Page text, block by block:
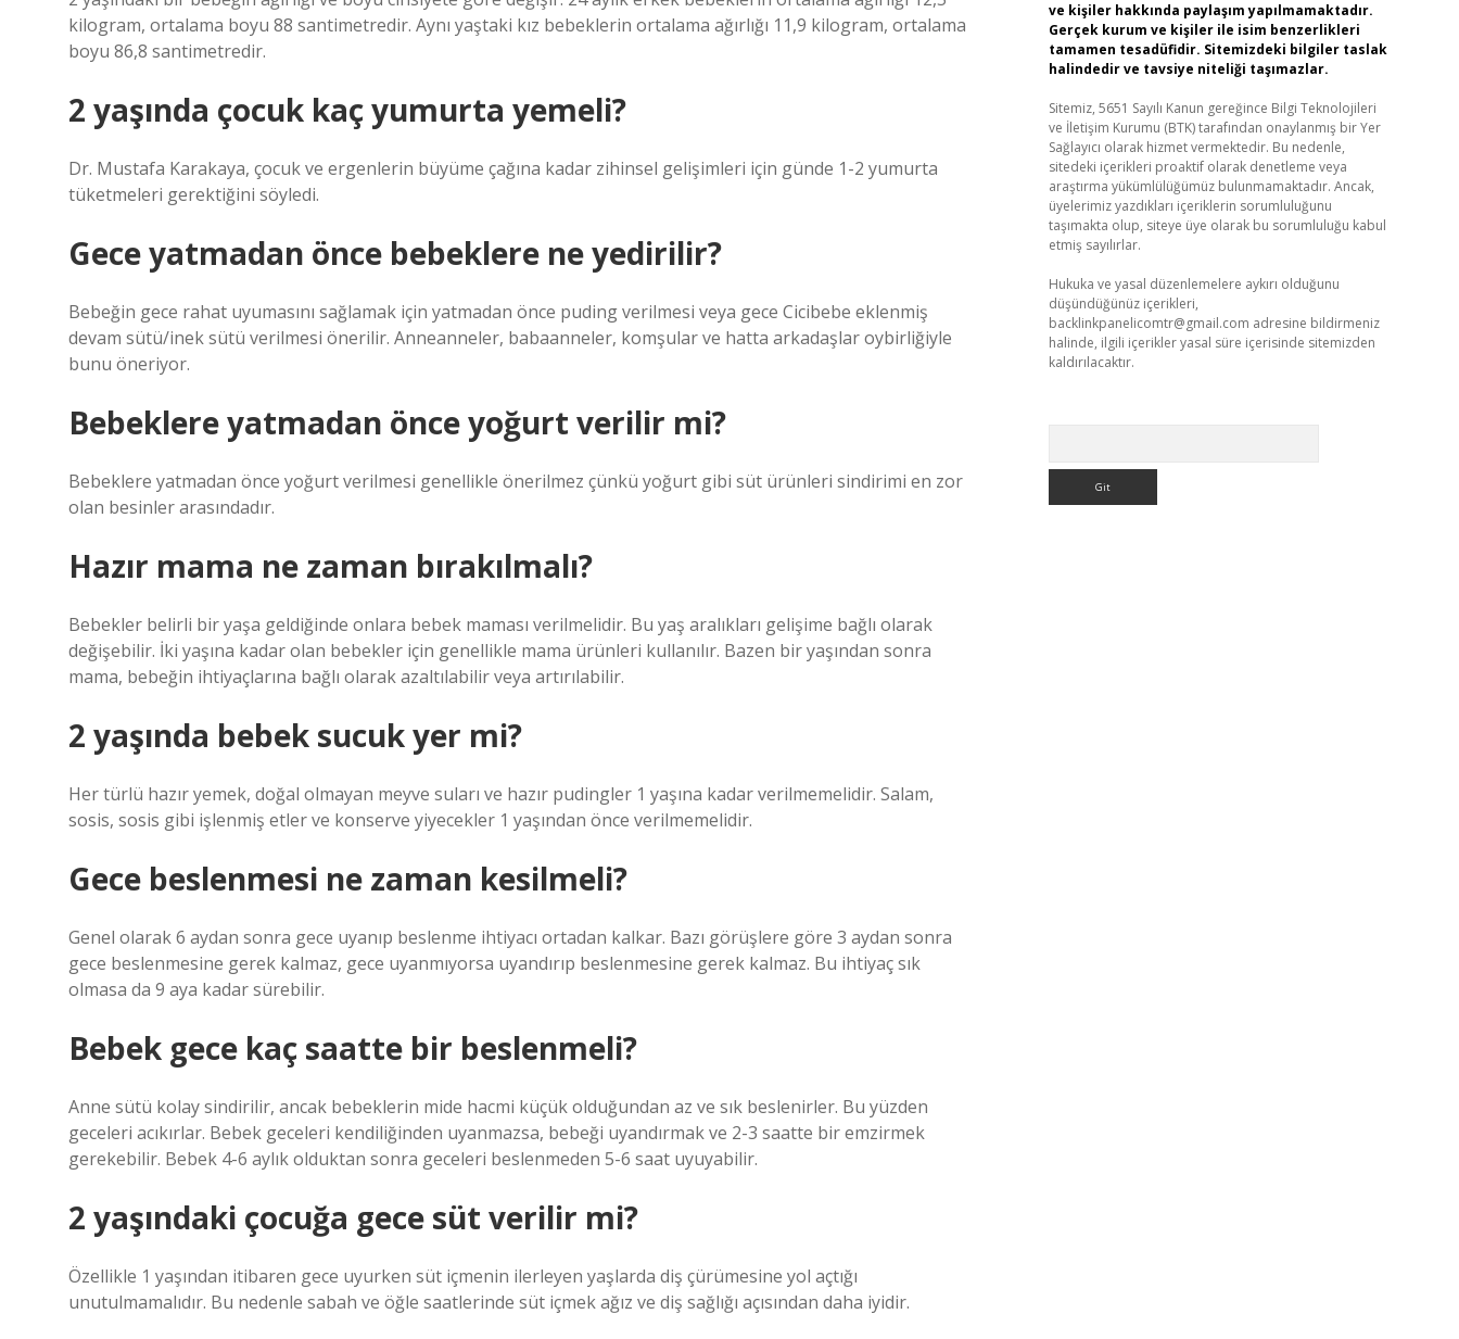
kilogram, ortalama boyu 88 santimetredir. Aynı yaştaki kız bebeklerin ortalama ağırlığı 11,9 kilogram, ortalama
boyu 86,8 santimetredir.
2 yaşında çocuk kaç yumurta yemeli?
Dr. Mustafa Karakaya, çocuk ve ergenlerin büyüme çağına kadar zihinsel gelişimleri için günde 1-2 yumurta
tüketmeleri gerektiğini söyledi.
Gece yatmadan önce bebeklere ne yedirilir?
Bebeğin gece rahat uyumasını sağlamak için yatmadan önce puding verilmesi veya gece Cicibebe eklenmiş
devam sütü/inek sütü verilmesi önerilir. Anneanneler, babaanneler, komşular ve hatta arkadaşlar oybirliğiyle
bunu öneriyor.
Bebeklere yatmadan önce yoğurt verilir mi?
Bebeklere yatmadan önce yoğurt verilmesi genellikle önerilmez çünkü yoğurt gibi süt ürünleri sindirimi en zor
olan besinler arasındadır.
Hazır mama ne zaman bırakılmalı?
Bebekler belirli bir yaşa geldiğinde onlara bebek maması verilmelidir. Bu yaş aralıkları gelişime bağlı olarak
değişebilir. İki yaşına kadar olan bebekler için genellikle mama ürünleri kullanılır. Bazen bir yaşından sonra
mama, bebeğin ihtiyaçlarına bağlı olarak azaltılabilir veya artırılabilir.
2 yaşında bebek sucuk yer mi?
Her türlü hazır yemek, doğal olmayan meyve suları ve hazır pudingler 1 yaşına kadar verilmemelidir. Salam,
sosis, sosis gibi işlenmiş etler ve konserve yiyecekler 1 yaşından önce verilmemelidir.
Gece beslenmesi ne zaman kesilmeli?
Genel olarak 6 aydan sonra gece uyanıp beslenme ihtiyacı ortadan kalkar. Bazı görüşlere göre 3 aydan sonra
gece beslenmesine gerek kalmaz, gece uyanmıyorsa uyandırıp beslenmesine gerek kalmaz. Bu ihtiyaç sık
olmasa da 9 aya kadar sürebilir.
Bebek gece kaç saatte bir beslenmeli?
Anne sütü kolay sindirilir, ancak bebeklerin mide hacmi küçük olduğundan az ve sık beslenirler. Bu yüzden
geceleri acıkırlar. Bebek geceleri kendiliğinden uyanmazsa, bebeği uyandırmak ve 2-3 saatte bir emzirmek
gerekebilir. Bebek 4-6 aylık olduktan sonra geceleri beslenmeden 5-6 saat uyuyabilir.
2 yaşındaki çocuğa gece süt verilir mi?
Özellikle 1 yaşından itibaren gece uyurken süt içmenin ilerleyen yaşlarda diş çürümesine yol açtığı
unutulmamalıdır. Bu nedenle sabah ve öğle saatlerinde süt içmek ağız ve diş sağlığı açısından daha iyidir.
ve kişiler hakkında paylaşım yapılmamaktadır.
Gerçek kurum ve kişiler ile isim benzerlikleri
tamamen tesadüfidir. Sitemizdeki bilgiler taslak
halindedir ve tavsiye niteliği taşımazlar.
Sitemiz, 5651 Sayılı Kanun gereğince Bilgi Teknolojileri
ve İletişim Kurumu (BTK) tarafından onaylanmış bir Yer
Sağlayıcı olarak hizmet vermektedir. Bu nedenle,
sitedeki içerikleri proaktif olarak denetleme veya
araştırma yükümlülüğümüz bulunmamaktadır. Ancak,
üyelerimiz yazdıkları içeriklerin sorumluluğunu
taşımakta olup, siteye üye olarak bu sorumluluğu kabul
etmiş sayılırlar.
Hukuka ve yasal düzenlemelere aykırı olduğunu
düşündüğünüz içerikleri,
backlinkpanelicomtr@gmail.com adresine bildirmeniz
halinde, ilgili içerikler yasal süre içerisinde sitemizden
kaldırılacaktır.